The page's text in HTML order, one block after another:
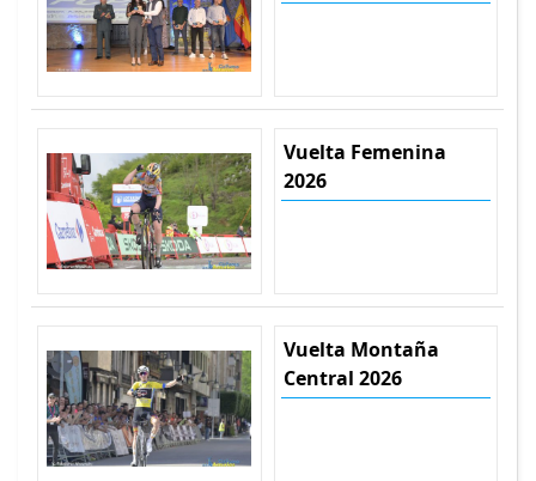
Vuelta Femenina
2026
Vuelta Montaña
Central 2026